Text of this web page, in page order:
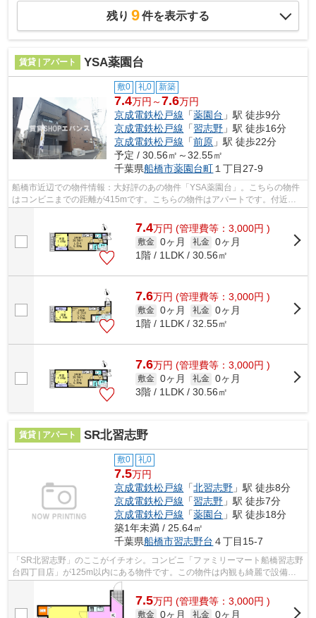
残り 9件を表示する
賃貸 | アパート YSA薬園台
敷0 礼0 新築
7.4万円～7.6万円
京成電鉄松戸線 「薬園台 」駅 徒歩9分
京成電鉄松戸線 「習志野 」駅 徒歩16分
京成電鉄松戸線 「前原 」駅 徒歩22分
予定 / 30.56㎡～32.55㎡
千葉県船橋市薬園台町 １丁目27-9
船橋市近辺での物件情報：大好評のあの物件「YSA薬園台」。こちらの物件
はコンビニまでの距離が415mです。こちらの物件はアパートです。付近に
駅が2駅あり、行き先に応じて使い分けが...
7.4万円 (管理費等：3,000円 )
敷金 0ヶ月 礼金 0ヶ月
1階 / 1LDK / 30.56㎡
7.6万円 (管理費等：3,000円 )
敷金 0ヶ月 礼金 0ヶ月
1階 / 1LDK / 32.55㎡
7.6万円 (管理費等：3,000円 )
敷金 0ヶ月 礼金 0ヶ月
3階 / 1LDK / 30.56㎡
賃貸 | アパート SR北習志野
敷0 礼0
7.5万円
京成電鉄松戸線 「北習志野 」駅 徒歩8分
京成電鉄松戸線 「習志野 」駅 徒歩7分
京成電鉄松戸線 「薬園台 」駅 徒歩18分
築1年未満 / 25.64㎡
千葉県船橋市習志野台 ４丁目15-7
「SR北習志野」のここがイチオシ。コンビニ「ファミリーマート船橋習志野
台四丁目店」が125m以内にある物件です。この物件は内観も綺麗で設備も
充実した、令和7年築となっています。シ...
7.5万円 (管理費等：3,000円 )
敷金 0ヶ月 礼金 0ヶ月